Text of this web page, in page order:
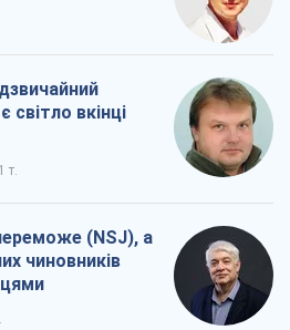
світло вкінці
т.
(NSJ), а
чиновників